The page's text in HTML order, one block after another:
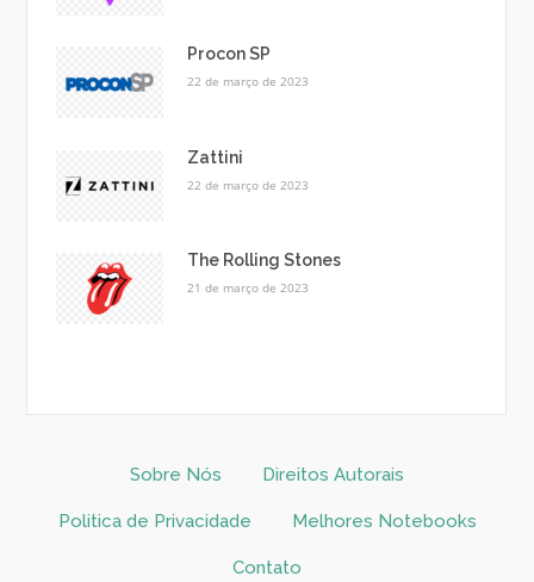
Procon SP
22 de março de 2023
Zattini
22 de março de 2023
The Rolling Stones
21 de março de 2023
Sobre Nós Direitos Autorais
Politica de Privacidade Melhores Notebooks
Contato